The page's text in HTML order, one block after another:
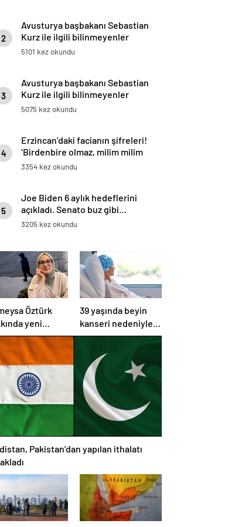
2
Avusturya başbakanı Sebastian
Kurz ile ilgili bilinmeyenler
5101 kez okundu
3
Avusturya başbakanı Sebastian
Kurz ile ilgili bilinmeyenler
5075 kez okundu
4
Erzincan’daki facianın şifreleri!
‘Birdenbire olmaz, milim milim
kayar’
3354 kez okundu
5
Joe Biden 6 aylık hedeflerini
açıkladı. Senato buz gibi…
3205 kez okundu
Öztürk
yeni
naklinin
39 yaşında beyin
kanseri nedeniyle
öldü: Görmezden
geldiği 2 işaret
vardı
Pakistan’dan yapılan ithalatı